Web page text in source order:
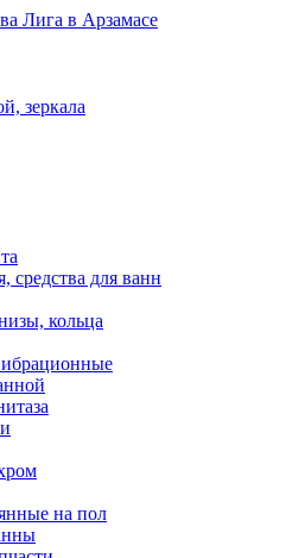
зеркала
средства для ванн
кольца
на пол